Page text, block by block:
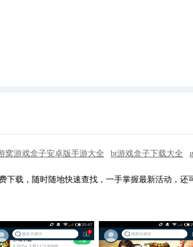
窝游戏盒子安卓版手游大全 bt游戏盒子下载大全
下载，随时随地快速查找，一手掌握最新活动，还